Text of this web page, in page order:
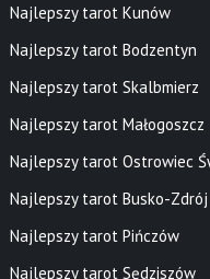
Najlepszy tarot Kunów
Najlepszy tarot Bodzentyn
Najlepszy tarot Skalbmierz
Najlepszy tarot Małogoszcz
Najlepszy tarot Ostrowiec
Najlepszy tarot Busko-Zdrój
Najlepszy tarot Pińczów
Najlepszy tarot Sędziszów